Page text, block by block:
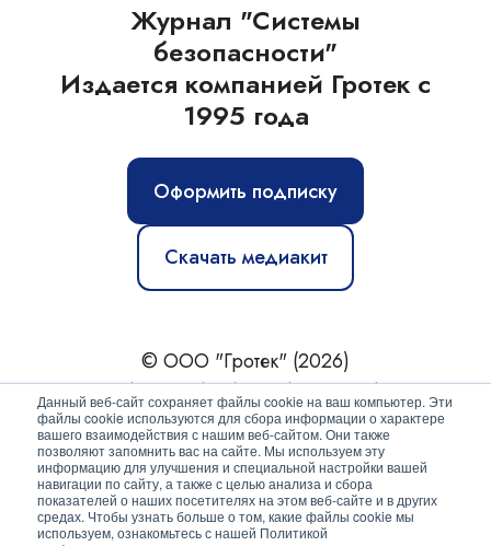
Данный веб-сайт сохраняет файлы cookie на ваш компьютер. Эти
файлы cookie используются для сбора информации о характере
вашего взаимодействия с нашим веб-сайтом. Они также
позволяют запомнить вас на сайте. Мы используем эту
информацию для улучшения и специальной настройки вашей
навигации по сайту, а также с целью анализа и сбора
показателей о наших посетителях на этом веб-сайте и в других
средах. Чтобы узнать больше о том, какие файлы cookie мы
используем, ознакомьтесь с нашей Политикой
Журнал "Системы
безопасности"
Издается компанией Гротек с
1995 года
Оформить подписку
Скачать медиакит
© ООО "Гротек" (2026)
Новости|Статьи|Обзоры|Журнал|О нас
Политика конфиденциальности
Согласие на обработку персональных данных